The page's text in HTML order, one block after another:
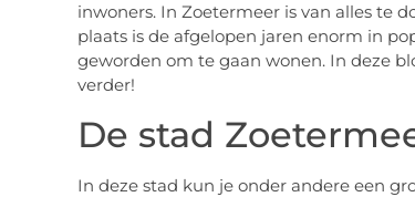
inwoners. In Zoetermeer is van alles te
plaats is de afgelopen jaren enorm in
geworden om te gaan wonen. In deze
verder!
De stad
In deze stad kun je onder andere een